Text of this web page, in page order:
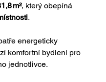
m², který obepíná
.
energeticky
komfortní bydlení pro
jednotlivce.